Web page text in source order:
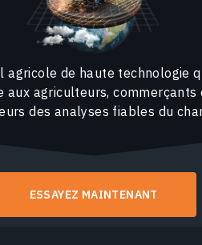
agricole de haute technologie
aux agriculteurs, commerçants
des analyses fiables du
ESSAYEZ MAINTENANT